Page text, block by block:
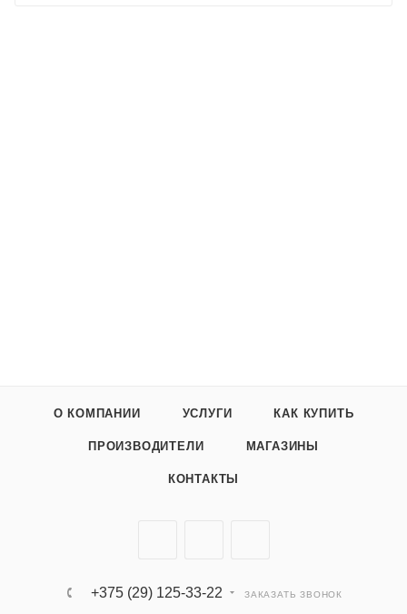
О КОМПАНИИ УСЛУГИ КАК КУПИТЬ
ПРОИЗВОДИТЕЛИ МАГАЗИНЫ
КОНТАКТЫ
+375 (29) 125-33-22 ЗАКАЗАТЬ ЗВОНОК